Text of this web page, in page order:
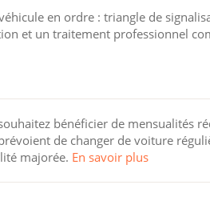
en ordre : triangle de
et un traitement professionnel
bénéficier de mensualités
de changer de voiture
majorée. En savoir plus